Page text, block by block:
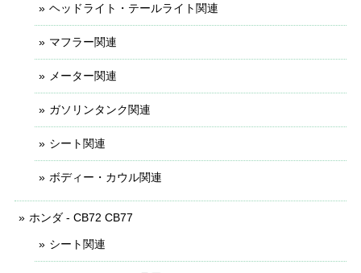
ヘッドライト・テールライト関連
マフラー関連
メーター関連
ガソリンタンク関連
シート関連
ボディー・カウル関連
ホンダ - CB72 CB77
シート関連